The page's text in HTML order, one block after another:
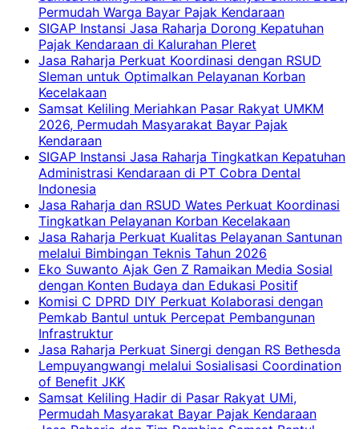
Permudah Warga Bayar Pajak Kendaraan
SIGAP Instansi Jasa Raharja Dorong Kepatuhan
Pajak Kendaraan di Kalurahan Pleret
Jasa Raharja Perkuat Koordinasi dengan RSUD
Sleman untuk Optimalkan Pelayanan Korban
Kecelakaan
Samsat Keliling Meriahkan Pasar Rakyat UMKM
2026, Permudah Masyarakat Bayar Pajak
Kendaraan
SIGAP Instansi Jasa Raharja Tingkatkan Kepatuhan
Administrasi Kendaraan di PT Cobra Dental
Indonesia
Jasa Raharja dan RSUD Wates Perkuat Koordinasi
Tingkatkan Pelayanan Korban Kecelakaan
Jasa Raharja Perkuat Kualitas Pelayanan Santunan
melalui Bimbingan Teknis Tahun 2026
Eko Suwanto Ajak Gen Z Ramaikan Media Sosial
dengan Konten Budaya dan Edukasi Positif
Komisi C DPRD DIY Perkuat Kolaborasi dengan
Pemkab Bantul untuk Percepat Pembangunan
Infrastruktur
Jasa Raharja Perkuat Sinergi dengan RS Bethesda
Lempuyangwangi melalui Sosialisasi Coordination
of Benefit JKK
Samsat Keliling Hadir di Pasar Rakyat UMi,
Permudah Masyarakat Bayar Pajak Kendaraan